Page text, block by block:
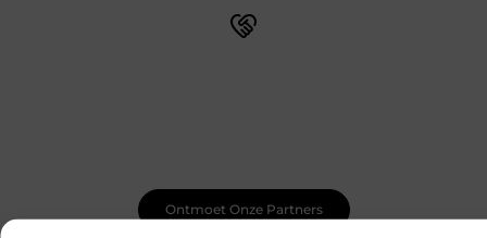
Ontmoet Onze Partners